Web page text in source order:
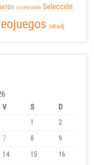
rezeteando Selección
zetadj
V S
D
1
2
7 8
9
14 15
16